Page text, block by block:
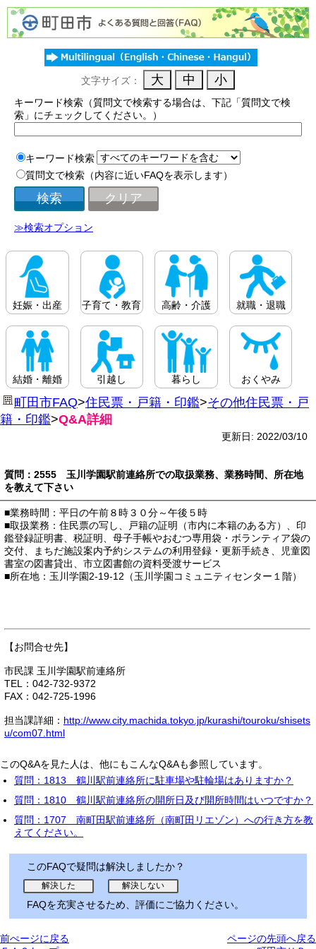
文字サイズ：
キーワード検索（質問文で検索する場合は、下記「質問文で検
索」にチェックしてください。）
キーワード検索
質問文で検索（内容に近いFAQを表示します）
≫検索オプション
妊娠・出産 子育て・教育 高齢・介護 就職・退職
結婚・離婚 引越し 暮らし おくやみ
町田市FAQ>住民票・戸籍・印鑑>その他住民票・戸
籍・印鑑>Q&A詳細
更新日: 2022/03/10
質問：2555 玉川学園駅前連絡所での取扱業務、業務時間、所在地
を教えて下さい
■業務時間：平日の午前８時３０分～午後５時
■取扱業務：住民票の写し、戸籍の証明（市内に本籍のある方）、印
鑑登録証明書、税証明、母子手帳やおむつ専用袋・ボランティア袋の
交付、まちだ施設案内予約システムの利用登録・更新手続き、児童図
書室の図書貸出、市立図書館の資料受渡サービス
■所在地：玉川学園2-19-12（玉川学園コミュニティセンター１階）
【お問合せ先】
市民課 玉川学園駅前連絡所
TEL：042-732-9372
FAX：042-725-1996
担当課詳細： http://www.city.machida.tokyo.jp/kurashi/touroku/shisets
u/com07.html
このQ&Aを見た人は、他にもこんなQ&Aも参照しています。
質問：1813 鶴川駅前連絡所に駐車場や駐輪場はありますか？
質問：1810 鶴川駅前連絡所の開所日及び開所時間はいつですか？
質問：1707 南町田駅前連絡所（南町田リエゾン）への行き方を教
えてください。
このFAQで疑問は解決しましたか？
FAQを充実させるため、評価にご協力ください。
前ぺージに戻る
ページの先頭へ戻る